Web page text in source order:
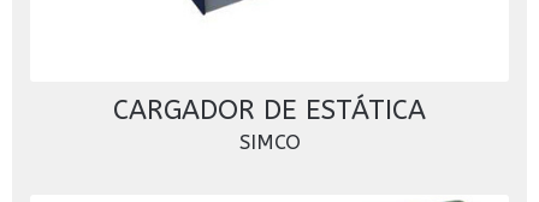
CARGADOR DE ESTÁTICA
SIMCO